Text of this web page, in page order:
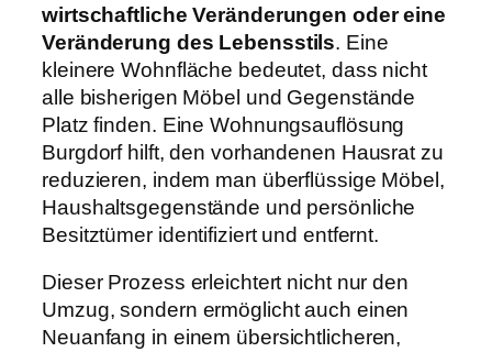
wirtschaftliche Veränderungen oder eine
Veränderung des Lebensstils. Eine
kleinere Wohnfläche bedeutet, dass nicht
alle bisherigen Möbel und Gegenstände
Platz finden. Eine Wohnungsauflösung
Burgdorf hilft, den vorhandenen Hausrat zu
reduzieren, indem man überflüssige Möbel,
Haushaltsgegenstände und persönliche
Besitztümer identifiziert und entfernt.
Dieser Prozess erleichtert nicht nur den
Umzug, sondern ermöglicht auch einen
Neuanfang in einem übersichtlicheren,